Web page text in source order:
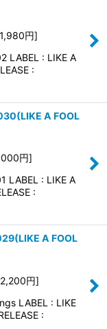
1,980円]
LABEL : LIKE A
:
A FOOL
円]
LABEL : LIKE A
:
A FOOL
2,200円]
LABEL : LIKE
: